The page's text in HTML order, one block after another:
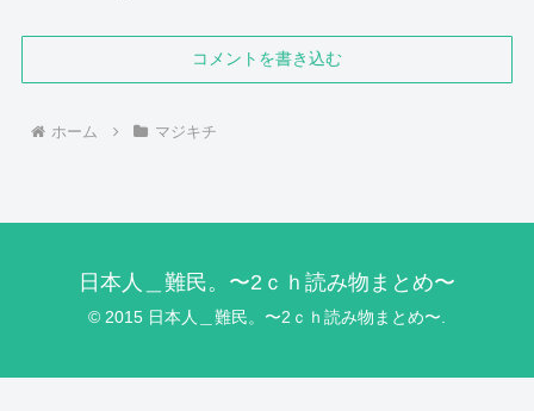
コメントを書き込む
ホーム マジキチ
日本人＿難民。〜2ｃｈ読み物まとめ〜
© 2015 日本人＿難民。〜2ｃｈ読み物まとめ〜.